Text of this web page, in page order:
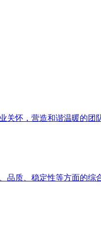
怀，营造和谐温暖的团
质、稳定性等方面的综